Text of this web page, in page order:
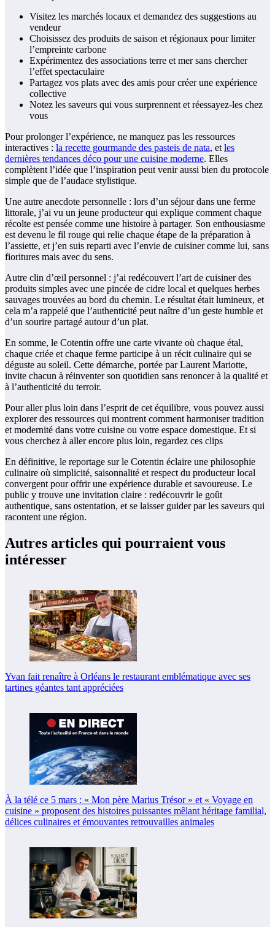
Visitez les marchés locaux et demandez des suggestions au
vendeur
Choisissez des produits de saison et régionaux pour limiter
l’empreinte carbone
Expérimentez des associations terre et mer sans chercher
l’effet spectaculaire
Partagez vos plats avec des amis pour créer une expérience
collective
Notez les saveurs qui vous surprennent et réessayez-les chez
vous
Pour prolonger l’expérience, ne manquez pas les ressources
interactives : la recette gourmande des pasteis de nata, et les
dernières tendances déco pour une cuisine moderne. Elles
complètent l’idée que l’inspiration peut venir aussi bien du protocole
simple que de l’audace stylistique.
Une autre anecdote personnelle : lors d’un séjour dans une ferme
littorale, j’ai vu un jeune producteur qui explique comment chaque
récolte est pensée comme une histoire à partager. Son enthousiasme
est devenu le fil rouge qui relie chaque étape de la préparation à
l’assiette, et j’en suis reparti avec l’envie de cuisiner comme lui, sans
fioritures mais avec du sens.
Autre clin d’œil personnel : j’ai redécouvert l’art de cuisiner des
produits simples avec une pincée de cidre local et quelques herbes
sauvages trouvées au bord du chemin. Le résultat était lumineux, et
cela m’a rappelé que l’authenticité peut naître d’un geste humble et
d’un sourire partagé autour d’un plat.
En somme, le Cotentin offre une carte vivante où chaque étal,
chaque criée et chaque ferme participe à un récit culinaire qui se
déguste au soleil. Cette démarche, portée par Laurent Mariotte,
invite chacun à réinventer son quotidien sans renoncer à la qualité et
à l’authenticité du terroir.
Pour aller plus loin dans l’esprit de cet équilibre, vous pouvez aussi
explorer des ressources qui montrent comment harmoniser tradition
et modernité dans votre cuisine ou votre espace domestique. Et si
vous cherchez à aller encore plus loin, regardez ces clips
En définitive, le reportage sur le Cotentin éclaire une philosophie
culinaire où simplicité, saisonnalité et respect du producteur local
convergent pour offrir une expérience durable et savoureuse. Le
public y trouve une invitation claire : redécouvrir le goût
authentique, sans ostentation, et se laisser guider par les saveurs qui
racontent une région.
Autres articles qui pourraient vous
intéresser
Yvan fait renaître à Orléans le restaurant emblématique avec ses
tartines géantes tant appréciées
À la télé ce 5 mars : « Mon père Marius Trésor » et « Voyage en
cuisine » proposent des histoires puissantes mêlant héritage familial,
délices culinaires et émouvantes retrouvailles animales